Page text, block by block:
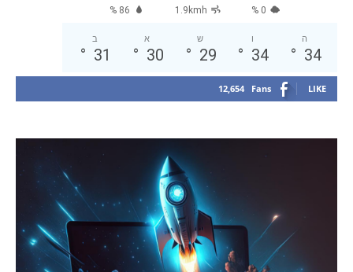
86 % 1.9kmh 0 %
ה
34
°
ו
34
°
ש
29
°
א
30
°
ב
31
°
12,654 Fans LIKE